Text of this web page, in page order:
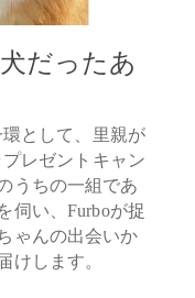
だったあ
として、里親が
レゼントキャン
うちの一組であ
伺い、Furboが捉
ゃんの出会いか
けします。